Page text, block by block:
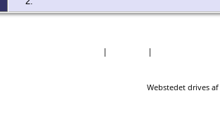
| |
Webstedet drives af